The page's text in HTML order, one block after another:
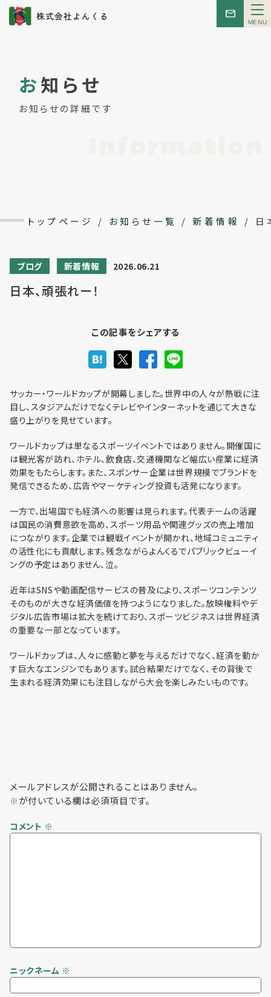
メ
ニ
会社概要
利用までの流れ・利用料金
お問い合わせ
利用規約
利用までの流れ
お知らせ
お知らせの詳細です
トップページ / お知らせ一覧 / 新着情報 / 日
ブログ 新着情報 2026.06.21
日本、頑張れー！
この記事をシェアする
サッカー・ワールドカップが開幕しました。世界中の人々が熱戦に注
目し、スタジアムだけでなくテレビやインターネットを通じて大きな
盛り上がりを見せています。
ワールドカップは単なるスポーツイベントではありません。開催国に
は観光客が訪れ、ホテル、飲食店、交通機関など幅広い産業に経済
効果をもたらします。また、スポンサー企業は世界規模でブランドを
発信できるため、広告やマーケティング投資も活発になります。
一方で、出場国でも経済への影響は見られます。代表チームの活躍
は国民の消費意欲を高め、スポーツ用品や関連グッズの売上増加
につながります。企業では観戦イベントが開かれ、地域コミュニティ
の活性化にも貢献します。残念ながらよんくるでパブリックビューイ
ングの予定はありません、泣。
近年はSNSや動画配信サービスの普及により、スポーツコンテンツ
そのものが大きな経済価値を持つようになりました。放映権料やデ
ジタル広告市場は拡大を続けており、スポーツビジネスは世界経済
の重要な一部となっています。
ワールドカップは、人々に感動と夢を与えるだけでなく、経済を動か
す巨大なエンジンでもあります。試合結果だけでなく、その背後で
生まれる経済効果にも注目しながら大会を楽しみたいものです。
メールアドレスが公開されることはありません。
※ が付いている欄は必須項目です。
コメント ※
ニックネーム ※